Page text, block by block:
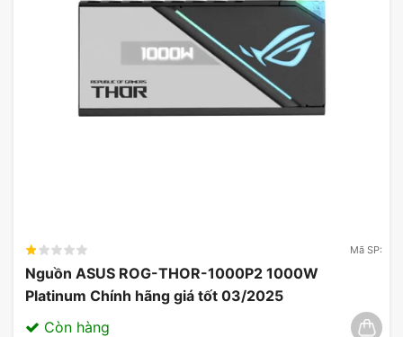
Mã SP:
Nguồn ASUS ROG-THOR-1000P2 1000W
Platinum Chính hãng giá tốt 03/2025
Còn hàng